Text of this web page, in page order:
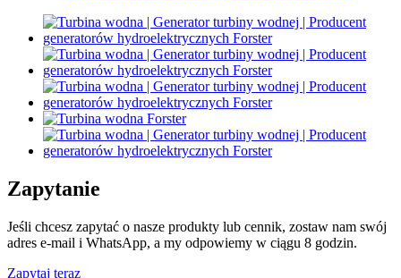
Zapytanie
Jeśli chcesz zapytać o nasze produkty lub cennik, zostaw nam swój
adres e-mail i WhatsApp, a my odpowiemy w ciągu 8 godzin.
Zapytaj teraz